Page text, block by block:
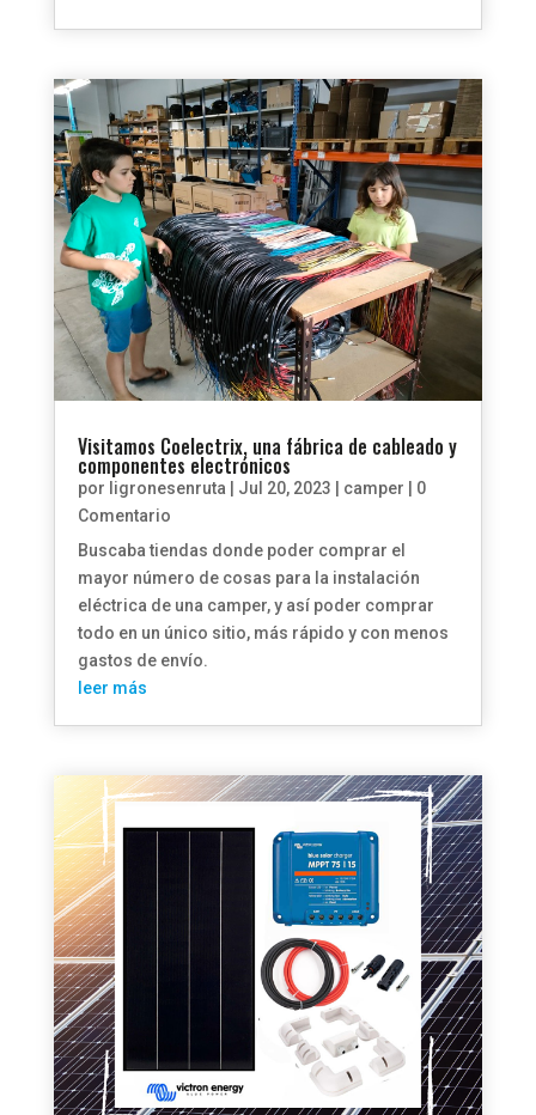
Visitamos Coelectrix, una fábrica de cableado y
componentes electrónicos
por ligronesenruta Jul 20, 2023 camper | 0
Comentario
Buscaba tiendas donde poder comprar el
mayor número de cosas para la instalación
eléctrica de una camper, y así poder comprar
todo en un único sitio, más rápido y con menos
gastos de envío.
leer más